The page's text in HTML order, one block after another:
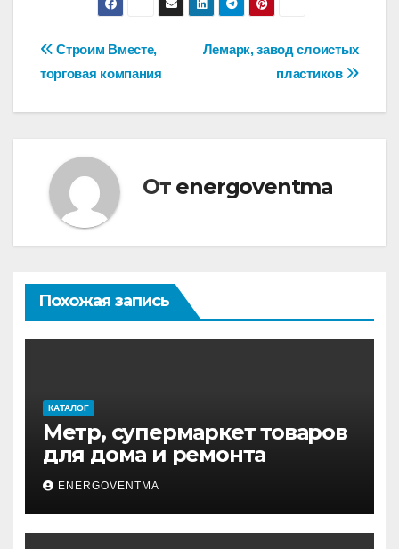
Навигация
по
Лемарк, завод слоистых
пластиков
Строим Вместе,
торговая компания
От energoventma
Похожая запись
КАТАЛОГ
Метр, супермаркет товаров
для дома и ремонта
ENERGOVENTMA